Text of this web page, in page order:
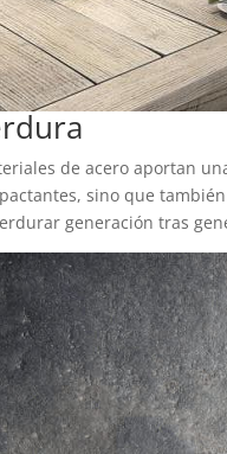
de acero aportan
sino que
generación tras